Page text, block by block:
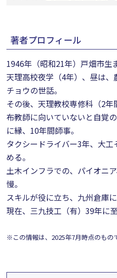
著者プロフィール
1946年（昭和21年）戸畑市生
天理高校夜学（4年）、昼は
チョウの世話。
その後、天理教校専修科（2年
布教師に向いていないと自覚
に縁、10年間師事。
タクシードライバー3年、大
める。
土木インフラでの、パイオニ
慢。
スキルが役に立ち、九州倉庫
現在、三九技工（有）39年に
※この情報は、2025年7月時点のもの